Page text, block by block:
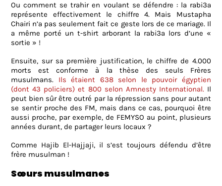
Ou comment se trahir en voulant se défendre : la rabi3a
représente effectivement le chiffre 4. Mais Mustapha
Chairi n’a pas seulement fait ce geste lors de ce mariage. Il
a même porté un t-shirt arborant la rabi3a lors d’une «
sortie » !
Ensuite, sur sa première justification, le chiffre de 4.000
morts est conforme à la thèse des seuls Frères
musulmans. Ils étaient 638 selon le pouvoir égyptien
(dont 43 policiers) et 800 selon Amnesty International.Il
peut bien sûr être outré par la répression sans pour autant
se sentir proche des FM, mais dans ce cas, pourquoi être
aussi proche, par exemple, de FEMYSO au point, plusieurs
années durant, de partager leurs locaux ?
Comme Hajib El-Hajjaji, il s’est toujours défendu d’être
frère musulman !
Sœurs musulmanes